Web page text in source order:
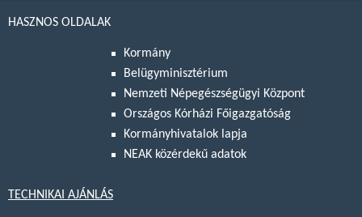
HASZNOS OLDALAK
Kormány
Belügyminisztérium
Nemzeti Népegészségügyi Központ
Országos Kórházi Főigazgatóság
Kormányhivatalok lapja
NEAK közérdekű adatok
TECHNIKAI AJÁNLÁS